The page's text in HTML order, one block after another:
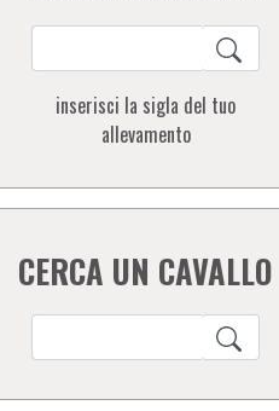
inserisci la sigla del tuo
allevamento
CERCA UN CAVALLO